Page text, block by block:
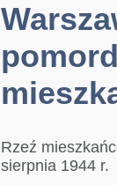
Rzeź
sierpnia 1944 r.